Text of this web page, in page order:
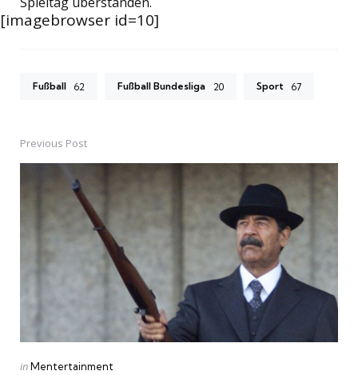
[imagebrowser id=10]
Fußball 62 Fußball Bundesliga 20 Sport 67
Post
navigation
Previous Post
Posted
inMentertainment